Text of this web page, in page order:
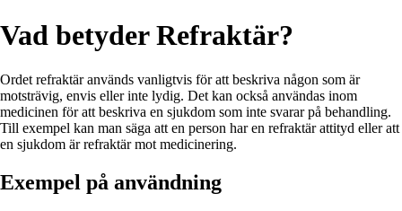
Vad betyder Refraktär?
Ordet refraktär används vanligtvis för att beskriva någon som är
motsträvig, envis eller inte lydig. Det kan också användas inom
medicinen för att beskriva en sjukdom som inte svarar på behandling.
Till exempel kan man säga att en person har en refraktär attityd eller att
en sjukdom är refraktär mot medicinering.
Exempel på användning